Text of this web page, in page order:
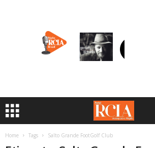
Home Tags Salto Grande FootGolf Club